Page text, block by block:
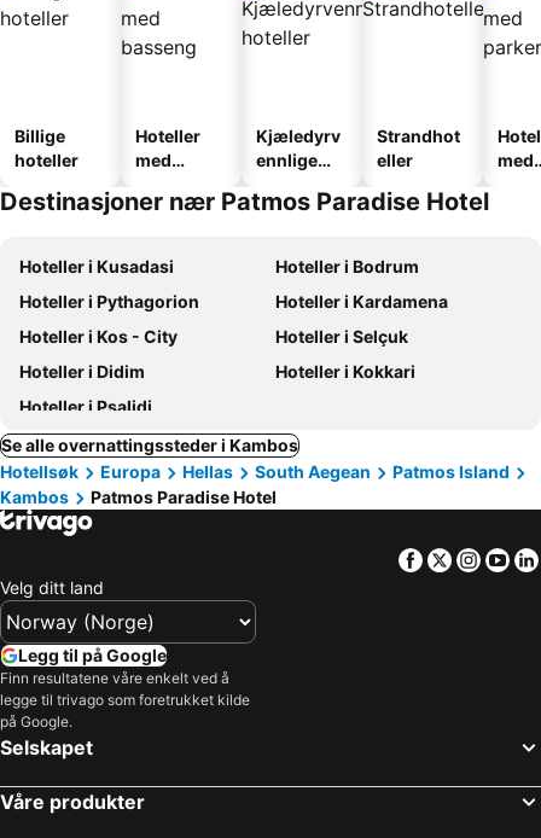
Billige
hoteller
Hoteller
med
Kjæledyrv
ennlige
Strandhot
eller
med
Destinasjoner nær Patmos Paradise Hotel
Hoteller i Kusadasi
Hoteller i Bodrum
Hoteller i Pythagorion
Hoteller i Kardamena
Hoteller i Kos - City
Hoteller i Selçuk
Hoteller i Didim
Hoteller i Kokkari
Hoteller i Psalidi
Se alle overnattingssteder i Kambos
Hotellsøk
Europa Hellas South Aegean
Patmos Island
Kambos
Patmos Paradise Hotel
Facebook
Twitter
Velg ditt land
Legg til på Google
Finn resultatene våre enkelt ved å
legge til trivago som foretrukket kilde
på Google.
Selskapet
Våre produkter